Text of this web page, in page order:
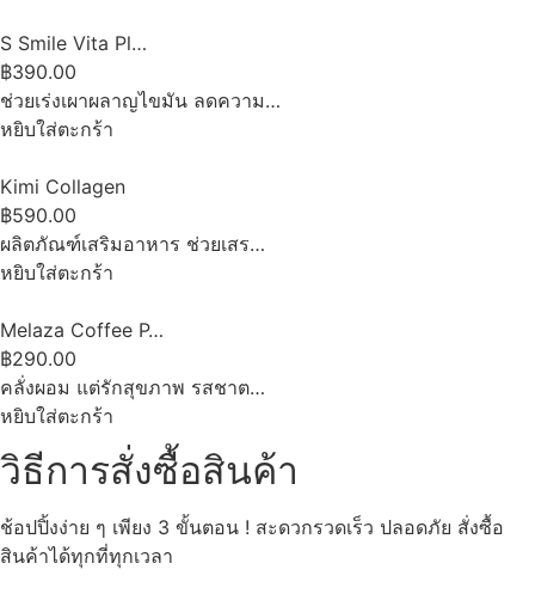
S Smile Vita Pl…
฿390.00
ช่วยเร่งเผาผลาญไขมัน ลดความ…
หยิบใส่ตะกร้า
Kimi Collagen
฿590.00
ผลิตภัณฑ์เสริมอาหาร ช่วยเสร…
หยิบใส่ตะกร้า
Melaza Coffee P…
฿290.00
คลั่งผอม แต่รักสุขภาพ รสชาต…
หยิบใส่ตะกร้า
วิธีการสั่งซื้อสินค้า
ช้อปปิ้งง่าย ๆ เพียง 3 ขั้นตอน ! สะดวกรวดเร็ว ปลอดภัย สั่งซื้อ
สินค้าได้ทุกที่ทุกเวลา